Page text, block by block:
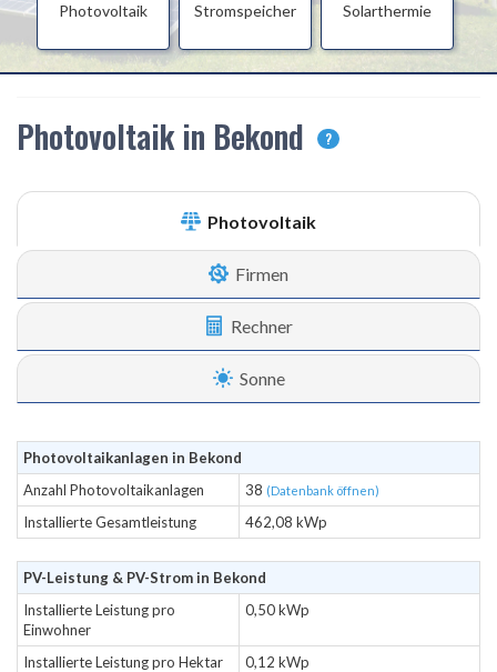
Photovoltaik Stromspeicher Solarthermie
Photovoltaik in Bekond ?
Photovoltaik
Firmen
Rechner
Sonne
Photovoltaikanlagen in Bekond
Anzahl Photovoltaikanlagen
38 (Datenbank öffnen)
Installierte Gesamtleistung 462,08 kWp
PV-Leistung & PV-Strom in Bekond
Installierte Leistung pro
Einwohner
0,50 kWp
Installierte Leistung pro Hektar
0,12 kWp